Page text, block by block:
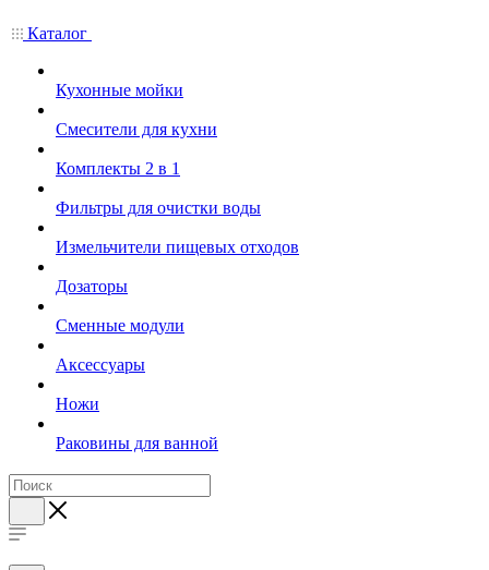
Каталог
Кухонные мойки
Смесители для кухни
Комплекты 2 в 1
Фильтры для очистки воды
Измельчители пищевых отходов
Дозаторы
Cменные модули
Аксессуары
Ножи
Раковины для ванной